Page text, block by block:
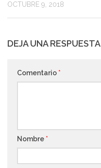
OCTUBRE 9, 2018
DEJA UNA RESPUESTA
Comentario *
Nombre *